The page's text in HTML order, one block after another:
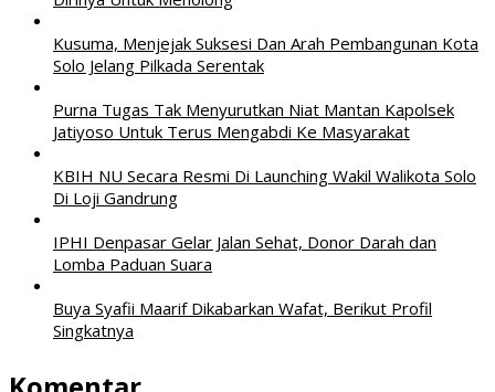
Kusuma, Menjejak Suksesi Dan Arah Pembangunan Kota
Solo Jelang Pilkada Serentak
Purna Tugas Tak Menyurutkan Niat Mantan Kapolsek
Jatiyoso Untuk Terus Mengabdi Ke Masyarakat
KBIH NU Secara Resmi Di Launching Wakil Walikota Solo
Di Loji Gandrung
IPHI Denpasar Gelar Jalan Sehat, Donor Darah dan
Lomba Paduan Suara
Buya Syafii Maarif Dikabarkan Wafat, Berikut Profil
Singkatnya